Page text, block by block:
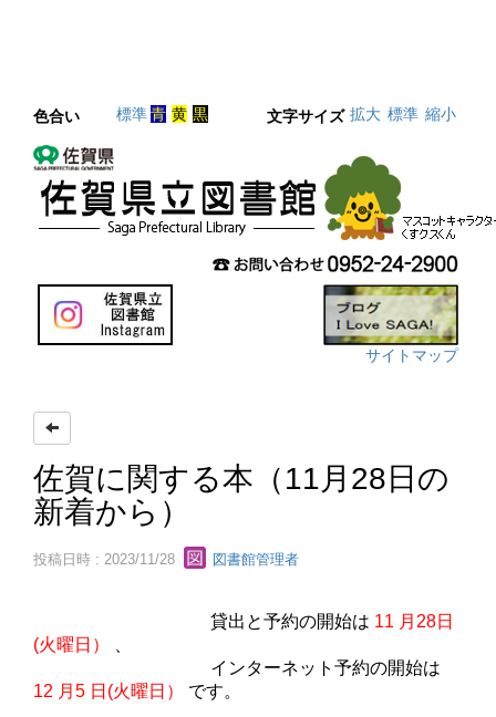
色合い 標準青 黄 黒 文字サイズ 拡大 標準 縮小
サイトマップ
佐賀に関する本（11月28日の
新着から）
投稿日時 : 2023/11/28 図書館管理者
貸出と予約の開始は 11 月28日
(火曜日）
インターネット予約の開始は
12 月5 日(火曜日） です。